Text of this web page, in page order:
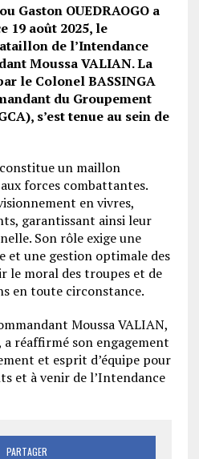
Gaston OUEDRAOGO a
19 août 2025, le
de l’Intendance
Moussa VALIAN. La
le Colonel BASSINGA
du Groupement
s’est tenue au sein de
un maillon
forces combattantes.
en vivres,
garantissant ainsi leur
Son rôle exige une
et une gestion optimale des
le moral des troupes et de
en toute circonstance.
Moussa VALIAN,
a réaffirmé son engagement
et esprit d’équipe pour
et à venir de l’Intendance
PARTAGER